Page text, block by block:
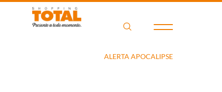
ALERTA APOCALIPSE